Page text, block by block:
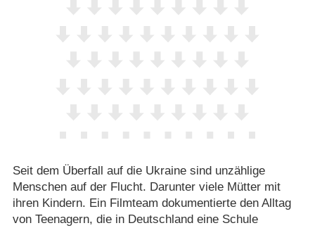
Seit dem Überfall auf die Ukraine sind unzählige
Menschen auf der Flucht. Darunter viele Mütter mit
ihren Kindern. Ein Filmteam dokumentierte den Alltag
von Teenagern, die in Deutschland eine Schule